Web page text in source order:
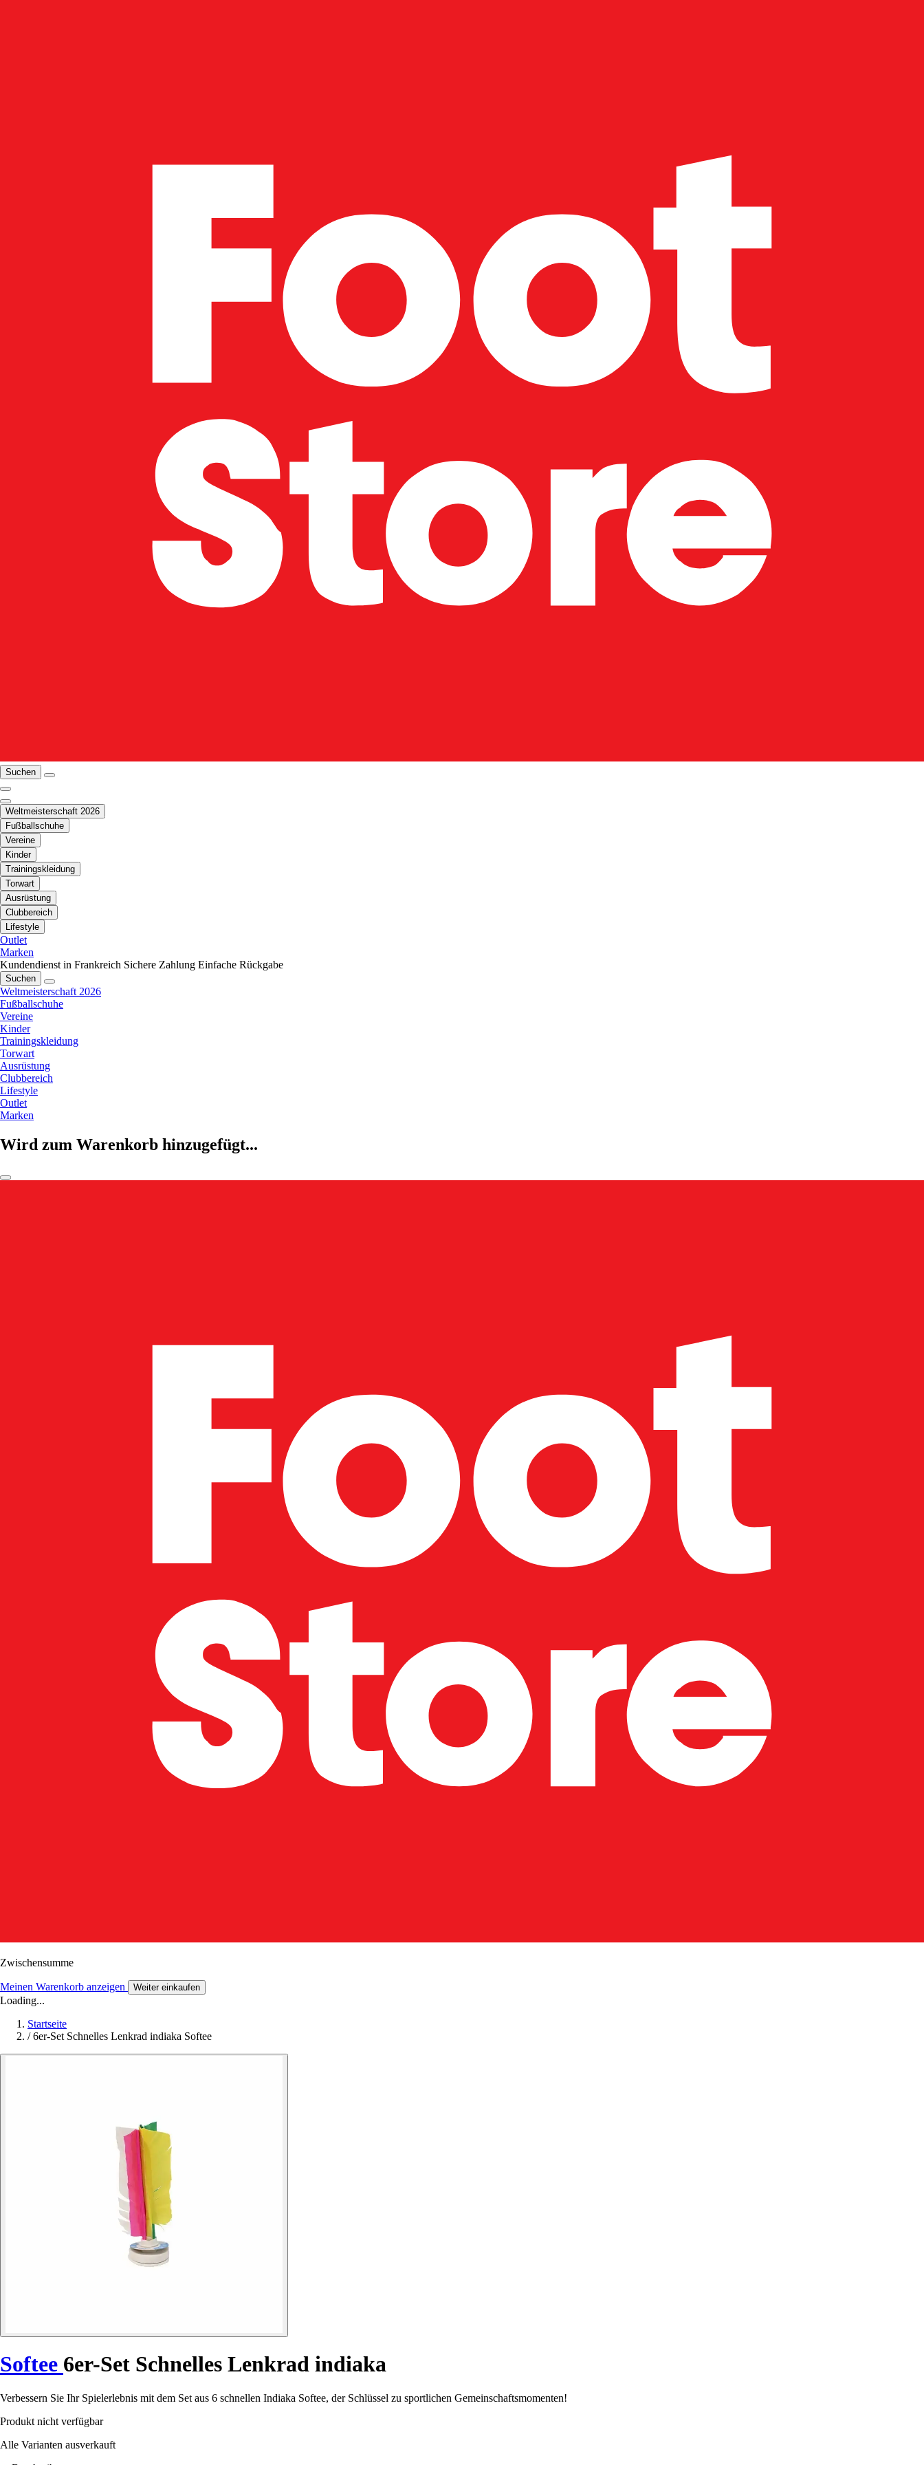
Suchen
Weltmeisterschaft 2026
Fußballschuhe
Vereine
Kinder
Trainingskleidung
Torwart
Ausrüstung
Clubbereich
Lifestyle
Outlet
Marken
Kundendienst in Frankreich Sichere Zahlung Einfache Rückgabe
Suchen
Weltmeisterschaft 2026
Fußballschuhe
Vereine
Kinder
Trainingskleidung
Torwart
Ausrüstung
Clubbereich
Lifestyle
Outlet
Marken
Wird zum Warenkorb hinzugefügt...
Zwischensumme
Meinen Warenkorb anzeigen Weiter einkaufen
Loading...
Startseite
/ 6er-Set Schnelles Lenkrad indiaka Softee
Softee 6er-Set Schnelles Lenkrad indiaka
Verbessern Sie Ihr Spielerlebnis mit dem Set aus 6 schnellen Indiaka Softee, der Schlüssel zu sportlichen Gemeinschaftsmomenten!
Produkt nicht verfügbar
Alle Varianten ausverkauft